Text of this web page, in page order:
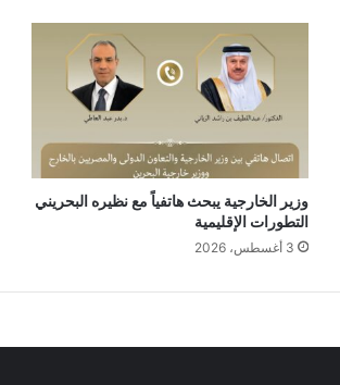
وزير الخارجية يبحث هاتفياً مع نظيره البحريني
التطورات الإقليمية
3 أغسطس، 2026